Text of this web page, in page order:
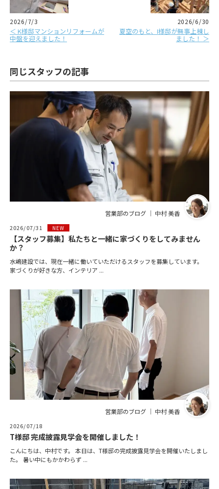
2026/7/3
＜ K様邸マンションリフォームが
中盤を迎えました！
2026/6/30
夏空のもと、I様邸が無事上棟し
ました！ ＞
同じスタッフの記事
営業部のブログ ｜ 中村 美香
2026/07/31 NEW
【スタッフ募集】私たちと一緒に家づくりをしてみません
か？
水嶋建設では、現在一緒に働いていただけるスタッフを募集しています。
家づくりが好きな方、インテリア ...
営業部のブログ ｜ 中村 美香
2026/07/18
T様邸 完成披露見学会を開催しました！
こんにちは、中村です。 本日は、T様邸の完成披露見学会を開催いたしまし
た。 暑い中にもかかわらず ...